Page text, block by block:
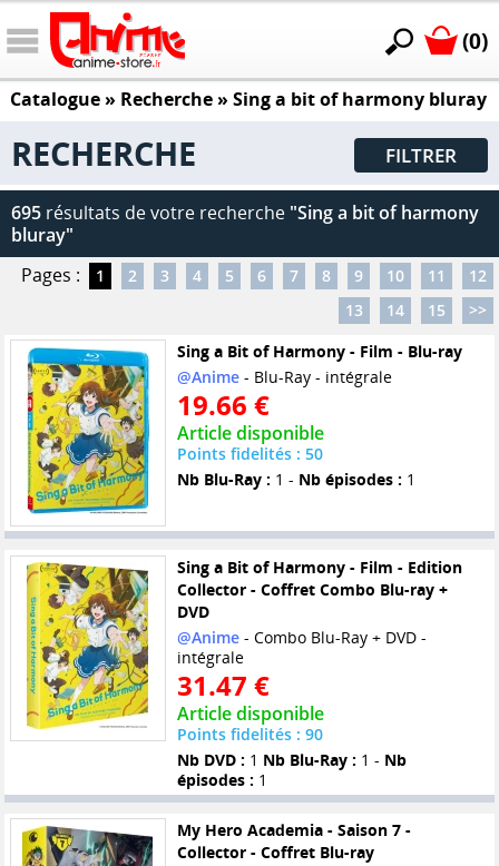
(0)
Catalogue» Recherche » Sing a bit of harmony bluray
RECHERCHE FILTRER
695 résultats de votre recherche "Sing a bit of harmony
bluray"
Pages :
1 2 3 4 5 6 7 8 9 10 11
12
13
14 15
>>
Sing a Bit of Harmony - Film - Blu-ray
@Anime- Blu-Ray - intégrale
19.66 €
Article disponible
Points fidelités : 50
Nb Blu-Ray : 1 - Nb épisodes : 1
Sing a Bit of Harmony - Film - Edition
Collector - Coffret Combo Blu-ray +
DVD
@Anime- Combo Blu-Ray + DVD -
intégrale
31.47 €
Article disponible
Points fidelités : 90
Nb DVD : 1 Nb Blu-Ray : 1 - Nb
épisodes : 1
My Hero Academia - Saison 7 -
Collector - Coffret Blu-ray